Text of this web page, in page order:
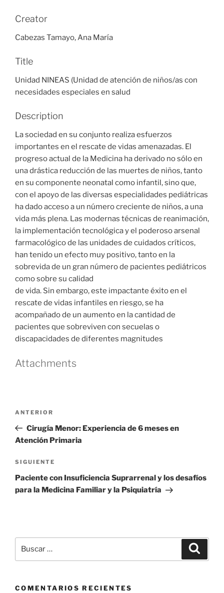
Creator
Cabezas Tamayo, Ana María
Title
Unidad NINEAS (Unidad de atención de niños/as con
necesidades especiales en salud
Description
La sociedad en su conjunto realiza esfuerzos
importantes en el rescate de vidas amenazadas. El
progreso actual de la Medicina ha derivado no sólo en
una drástica reducción de las muertes de niños, tanto
en su componente neonatal como infantil, sino que,
con el apoyo de las diversas especialidades pediátricas
ha dado acceso a un número creciente de niños, a una
vida más plena. Las modernas técnicas de reanimación,
la implementación tecnológica y el poderoso arsenal
farmacológico de las unidades de cuidados críticos,
han tenido un efecto muy positivo, tanto en la
sobrevida de un gran número de pacientes pediátricos
como sobre su calidad
de vida. Sin embargo, este impactante éxito en el
rescate de vidas infantiles en riesgo, se ha
acompañado de un aumento en la cantidad de
pacientes que sobreviven con secuelas o
discapacidades de diferentes magnitudes
Attachments
entradas
Entrada
anterior
ANTERIOR
Cirugía Menor: Experiencia de 6 meses en
Atención Primaria
Siguiente
entrada
SIGUIENTE
Paciente con Insuficiencia Suprarrenal y los desafíos
para la Medicina Familiar y la Psiquiatría
por:
COMENTARIOS RECIENTES